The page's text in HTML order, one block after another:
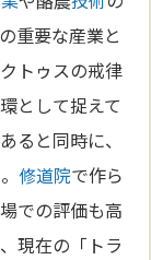
重要な産業と
トゥスの戒律
として捉えて
ると同時に、
修道院で作ら
での評価も高
現在の「トラ